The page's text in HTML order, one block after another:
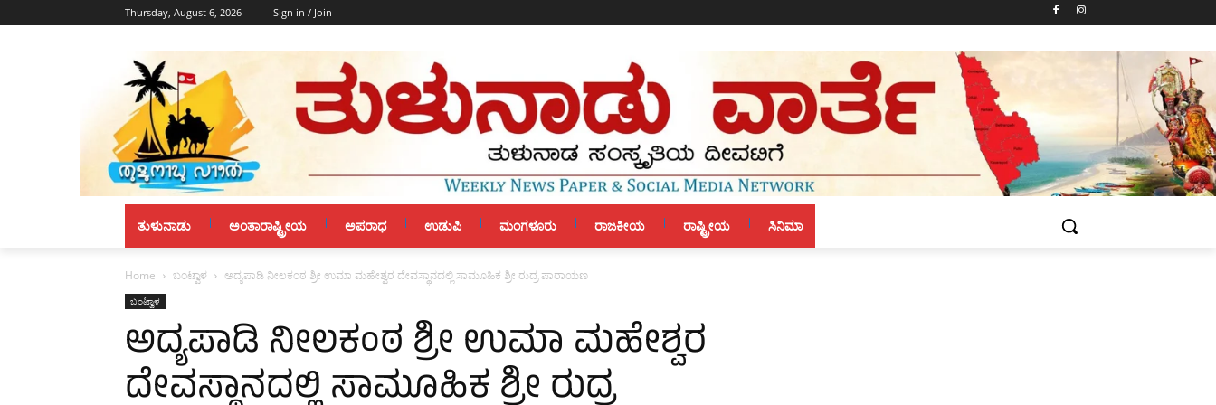
Thursday, August 6, 2026 Sign in / Join
ತುಳುನಾಡು ಅಂತಾರಾಷ್ಟ್ರೀಯ ಅಪರಾಧ ಉಡುಪಿ ಮಂಗಳೂರು ರಾಜಕೀಯ ರಾಷ್ಟ್ರೀಯ ಸಿನಿಮಾ
Home ಬಂಟ್ವಾಳ ಅದ್ಯಪಾಡಿ ನೀಲಕಂಠ ಶ್ರೀ ಉಮಾ ಮಹೇಶ್ವರ ದೇವಸ್ಥಾನದಲ್ಲಿ ಸಾಮೂಹಿಕ ಶ್ರೀ ರುದ್ರ ಪಾರಾಯಣ
ಬಂಟ್ವಾಳ
ಅದ್ಯಪಾಡಿ ನೀಲಕಂಠ ಶ್ರೀ ಉಮಾ ಮಹೇಶ್ವರ
ದೇವಸ್ಥಾನದಲ್ಲಿ ಸಾಮೂಹಿಕ ಶ್ರೀ ರುದ್ರ